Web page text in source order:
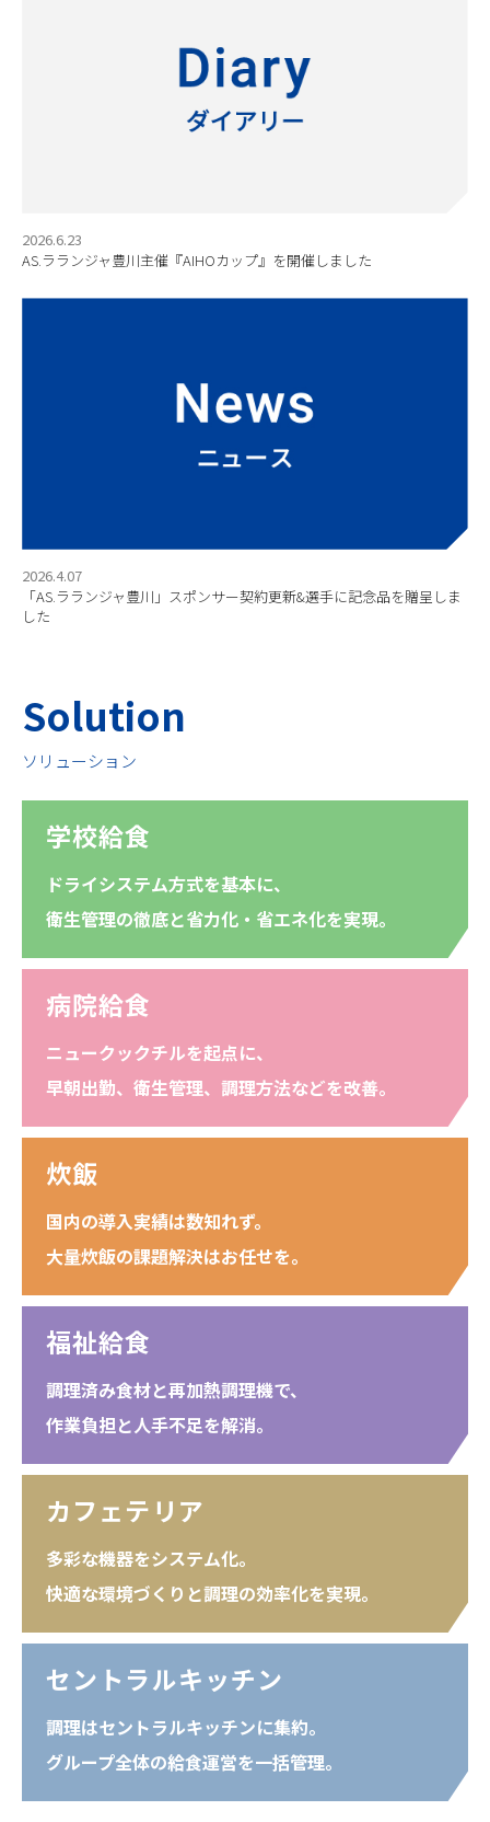
2026.6.23
AS.ラランジャ豊川主催『AIHOカップ』を開催しました
2026.4.07
「AS.ラランジャ豊川」スポンサー契約更新&選手に記念品を贈呈しま
した
Solution
ソリューション
学校給食
ドライシステム方式を基本に、
衛生管理の徹底と省力化・省エネ化を実現。
病院給食
ニュークックチルを起点に、
早朝出勤、衛生管理、調理方法などを改善。
炊飯
国内の導⼊実績は数知れず。
⼤量炊飯の課題解決はお任せを。
福祉給食
調理済み⾷材と再加熱調理機で、
作業負担と⼈⼿不⾜を解消。
カフェテリア
多彩な機器をシステム化。
快適な環境づくりと調理の効率化を実現。
セントラルキッチン
調理はセントラルキッチンに集約。
グループ全体の給⾷運営を⼀括管理。